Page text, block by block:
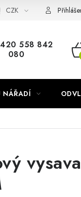
díly Könner &
CZK
558 842
080
NÁŘADÍ